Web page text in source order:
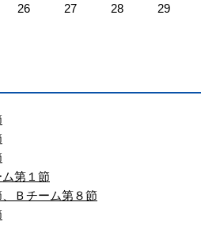
26 27 28
29
第１節
Ｂチーム第８節